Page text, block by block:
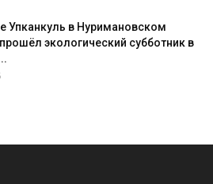
Упканкуль в Нуримановском
экологический субботник в